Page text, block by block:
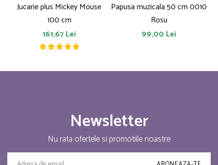
Jucarie plus Mickey Mouse
100 cm
161,67 Lei
Papusa muzicala 50 cm 0010
Rosu
99,00 Lei
Newsletter
Nu rata ofertele si promotiile noastre